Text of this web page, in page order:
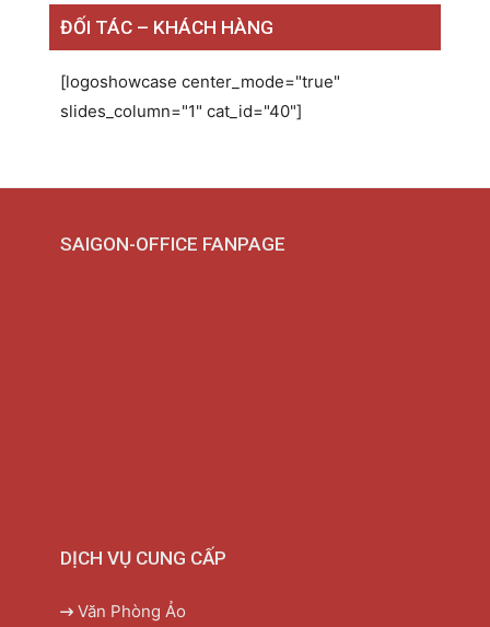
ĐỐI TÁC – KHÁCH HÀNG
[logoshowcase center_mode="true"
slides_column="1" cat_id="40"]
SAIGON-OFFICE FANPAGE
DỊCH VỤ CUNG CẤP
Văn Phòng Ảo